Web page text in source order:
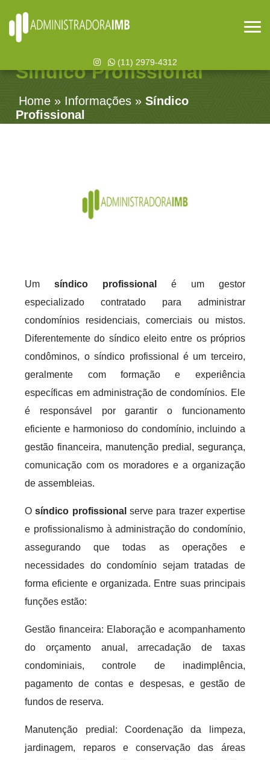
(11) 2979-4312
Síndico Profissional
Home » Informações »Síndico
Profissional
Umsíndico profissional
é um gestor
especializado contratado para administrar
condomínios residenciais, comerciais ou mistos.
Diferentemente do síndico eleito entre os próprios
condôminos, o síndico profissional é um terceiro,
geralmente com formação e experiência
específicas em administração de condomínios. Ele
é responsável por garantir o funcionamento
eficiente e harmonioso do condomínio, incluindo a
gestão financeira, manutenção predial, segurança,
comunicação com os moradores e a organização
de assembleias.
Osíndico profissional serve para trazer expertise
e profissionalismo à administração do condomínio,
assegurando que todas as operações e
necessidades do condomínio sejam tratadas de
forma eficiente e organizada. Entre suas principais
funções estão:
Gestão financeira: Elaboração e acompanhamento
do orçamento anual, arrecadação de taxas
condominiais, controle de inadimplência,
pagamento de contas e despesas, e gestão de
fundos de reserva.
Manutenção predial: Coordenação da limpeza,
jardinagem, reparos e conservação das áreas